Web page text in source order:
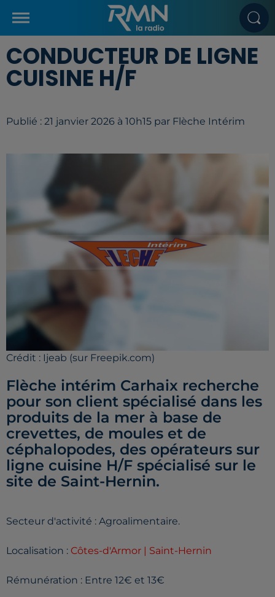
CONDUCTEUR DE LIGNE
CUISINE H/F
Publié : 21 janvier 2026 à 10h15 par Flèche Intérim
Crédit : Ijeab (sur Freepik.com)
Flèche intérim Carhaix recherche
pour son client spécialisé dans les
produits de la mer à base de
crevettes, de moules et de
céphalopodes, des opérateurs sur
ligne cuisine H/F spécialisé sur le
site de Saint-Hernin.
Secteur d'activité : Agroalimentaire.
Localisation : Côtes-d'Armor | Saint-Hernin
Rémunération : Entre 12€ et 13€